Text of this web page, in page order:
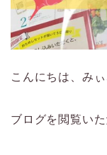
こんにちは、み
ブログを閲覧い